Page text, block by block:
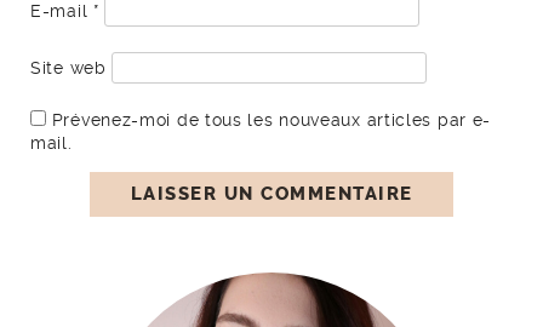
E-mail *
Site web
Prévenez-moi de tous les nouveaux articles par e-
mail.